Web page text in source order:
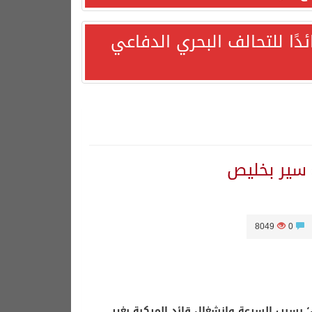
باستقرار السوق البترولية
للتحالف البحري الدفاعي
8049